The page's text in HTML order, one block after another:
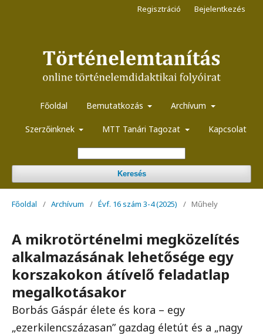
Főoldal Bemutatkozás Archívum
Szerzőinknek MTT Tanári Tagozat Kapcsolat
Keresés
Regisztráció Bejelentkezés
Főoldal / Archívum / Évf. 16 szám 3-4 (2025) / Műhely
A mikrotörténelmi megközelítés
alkalmazásának lehetősége egy
korszakokon átívelő feladatlap
megalkotásakor
Borbás Gáspár élete és kora – egy
„ezerkilencszázasan” gazdag életút és a „nagy